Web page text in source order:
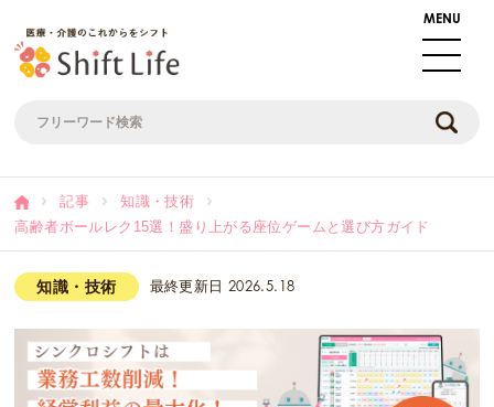
記事
知識・技術
高齢者ボールレク15選！盛り上がる座位ゲームと選び方ガイド
知識・技術 最終更新日 2026.5.18